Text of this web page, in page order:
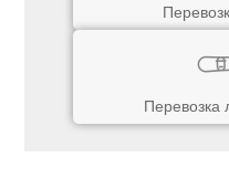
Перевозка